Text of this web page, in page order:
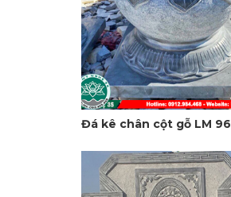
Đá kê chân cột gỗ LM 96